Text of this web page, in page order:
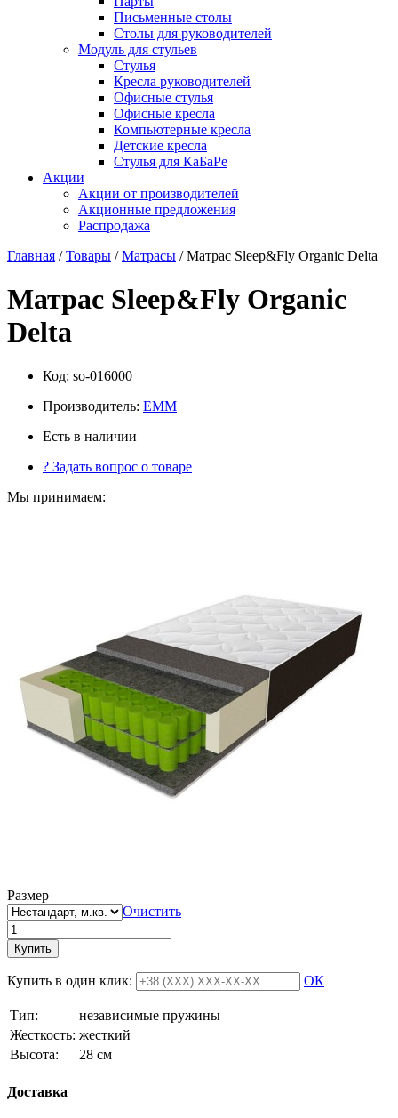
Письменные столы
Столы для руководителей
Модуль для стульев
Стулья
Кресла руководителей
Офисные стулья
Офисные кресла
Компьютерные кресла
Детские кресла
Стулья для КаБаРе
Акции
Акции от производителей
Акционные предложения
Распродажа
Главная /Товары /Матрасы / Матрас Sleep&Fly Organic Delta
Матрас Sleep&Fly Organic
Delta
Код: so-016000
Производитель: ЕММ
Есть в наличии
? Задать вопрос о товаре
Мы принимаем:
Размер
Очистить
Купить
Купить в один клик: ОК
Тип:
независимые пружины
Жесткость: жесткий
Высотa:
28 см
Доставка